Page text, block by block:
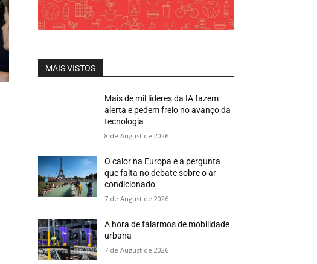
MAIS VISTOS
Mais de mil líderes da IA fazem
alerta e pedem freio no avanço da
tecnologia
8 de August de 2026
O calor na Europa e a pergunta
que falta no debate sobre o ar-
condicionado
7 de August de 2026
A hora de falarmos de mobilidade
urbana
7 de August de 2026